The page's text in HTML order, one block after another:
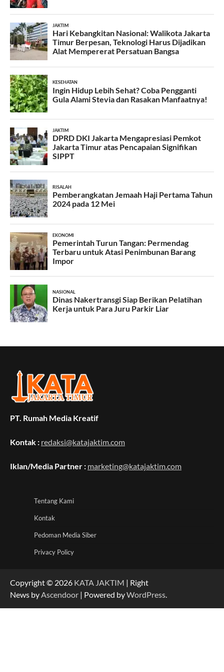
PT. Rumah Media Kreatif
Kontak : redaksi@katajaktim.com
Iklan/Media Partner : marketing@katajaktim.com
Tentang Kami
Kontak
Pedoman Media Siber
Privacy Policy
Copyright © 2026 KATA JAKTIM | Right
News by Ascendoor | Powered byWordPress